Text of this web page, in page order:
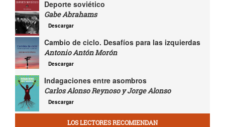
Deporte soviético
Gabe Abrahams
Descargar
Cambio de ciclo. Desafíos para las izquierdas
Antonio Antón Morón
Descargar
Indagaciones entre asombros
Carlos Alonso Reynoso y Jorge Alonso
Descargar
LOS LECTORES RECOMIENDAN